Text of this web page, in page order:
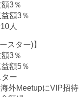
3％
額3％
人
スター)】
3％
額5％
ー
外MeetupにVIP招待